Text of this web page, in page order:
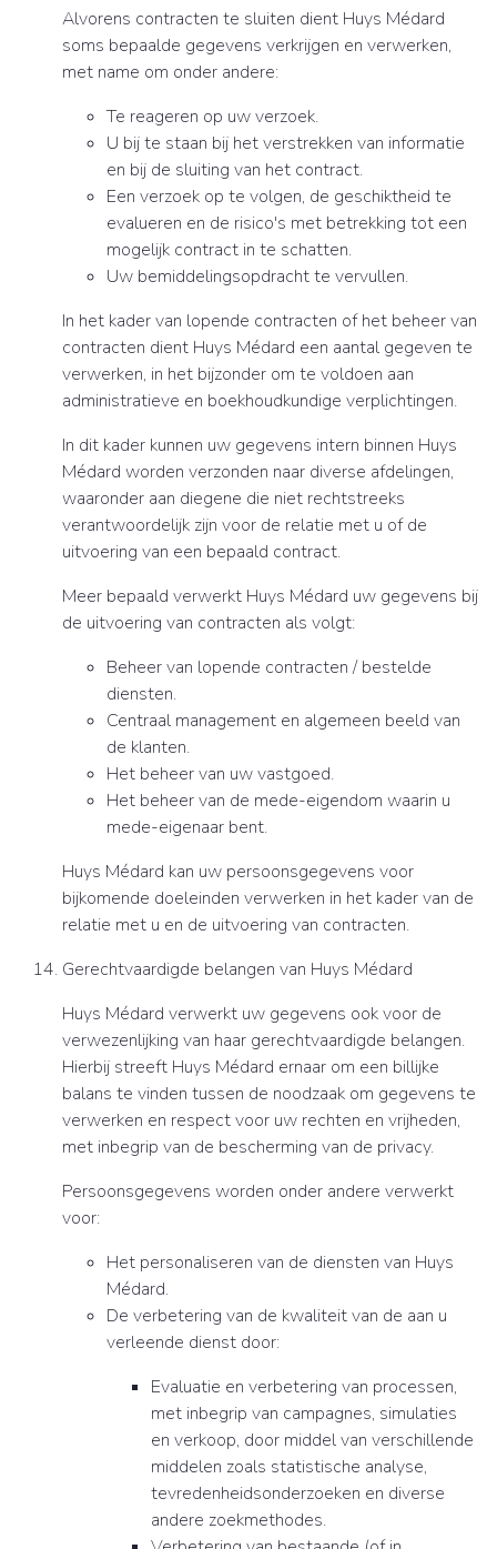
Alvorens contracten te sluiten dient Huys Médard
soms bepaalde gegevens verkrijgen en verwerken,
met name om onder andere:
Te reageren op uw verzoek.
U bij te staan bij het verstrekken van informatie
en bij de sluiting van het contract.
Een verzoek op te volgen, de geschiktheid te
evalueren en de risico's met betrekking tot een
mogelijk contract in te schatten.
Uw bemiddelingsopdracht te vervullen.
In het kader van lopende contracten of het beheer van
contracten dient Huys Médard een aantal gegeven te
verwerken, in het bijzonder om te voldoen aan
administratieve en boekhoudkundige verplichtingen.
In dit kader kunnen uw gegevens intern binnen Huys
Médard worden verzonden naar diverse afdelingen,
waaronder aan diegene die niet rechtstreeks
verantwoordelijk zijn voor de relatie met u of de
uitvoering van een bepaald contract.
Meer bepaald verwerkt Huys Médard uw gegevens bij
de uitvoering van contracten als volgt:
Beheer van lopende contracten / bestelde
diensten.
Centraal management en algemeen beeld van
de klanten.
Het beheer van uw vastgoed.
Het beheer van de mede-eigendom waarin u
mede-eigenaar bent.
Huys Médard kan uw persoonsgegevens voor
bijkomende doeleinden verwerken in het kader van de
relatie met u en de uitvoering van contracten.
Gerechtvaardigde belangen van Huys Médard
Huys Médard verwerkt uw gegevens ook voor de
verwezenlijking van haar gerechtvaardigde belangen.
Hierbij streeft Huys Médard ernaar om een billijke
balans te vinden tussen de noodzaak om gegevens te
verwerken en respect voor uw rechten en vrijheden,
met inbegrip van de bescherming van de privacy.
Persoonsgegevens worden onder andere verwerkt
voor:
Het personaliseren van de diensten van Huys
Médard.
De verbetering van de kwaliteit van de aan u
verleende dienst door:
Evaluatie en verbetering van processen,
met inbegrip van campagnes, simulaties
en verkoop, door middel van verschillende
middelen zoals statistische analyse,
tevredenheidsonderzoeken en diverse
andere zoekmethodes.